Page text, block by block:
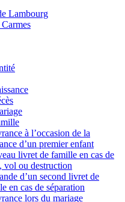
Lambourg
à l’occasion de la
d’un premier enfant
livret de famille en cas de
vol ou destruction
d’un second livret de
en cas de séparation
lors du mariage